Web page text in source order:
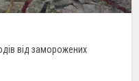
від заморожених